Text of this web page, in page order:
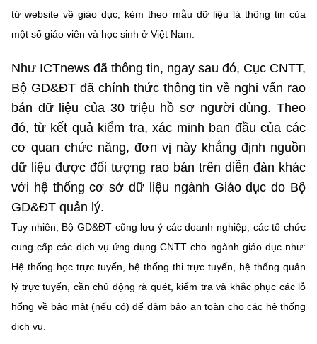
Vietnamese
BỘ KHOA HỌC VÀ CÔNG NGHỆ
MINISTRY OF SCIENCE AND TECHNOLOGY
Điều khoản sử dụng Theo dõi MST: Góp ý
Cơ quan chủ quản: Bộ Khoa học và Công nghệ (MST)
Chịu trách nhiệm nội dung: Nguyễn Thị Hải Hằng
Giám đốc Trung tâm Truyền thông Khoa học và Công nghệ.
Liên hệ
Điện thoại: 024 3936 9506
Email: stc@mst.gov.vn
©2026 Bản quyền thuộc Bộ Khoa Học và Công Nghệ
(Ghi rõ nguồn "https://mst.gov.vn" khi phát hành lại thông tin từ
từ website về giáo dục, kèm theo mẫu dữ liệu là thông tin của
một số giáo viên và học sinh ở Việt Nam.
Như ICTnews đã thông tin, ngay sau đó, Cục CNTT,
Bộ GD&ĐT đã chính thức thông tin về nghi vấn rao
bán dữ liệu của 30 triệu hồ sơ người dùng. Theo
đó, từ kết quả kiểm tra, xác minh ban đầu của các
cơ quan chức năng, đơn vị này khẳng định nguồn
dữ liệu được đối tượng rao bán trên diễn đàn khác
với hệ thống cơ sở dữ liệu ngành Giáo dục do Bộ
GD&ĐT quản lý.
Tuy nhiên, Bộ GD&ĐT cũng lưu ý các doanh nghiệp, các tổ chức
cung cấp các dịch vụ ứng dụng CNTT cho ngành giáo dục như:
Hệ thống học trực tuyến, hệ thống thi trực tuyến, hệ thống quản
lý trực tuyến, cần chủ động rà quét, kiểm tra và khắc phục các lỗ
hổng về bảo mật (nếu có) để đảm bảo an toàn cho các hệ thống
dịch vụ.